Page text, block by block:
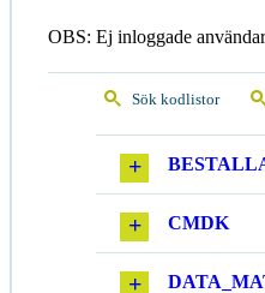
OBS: Ej inloggade
Sök kodlistor
CMDK